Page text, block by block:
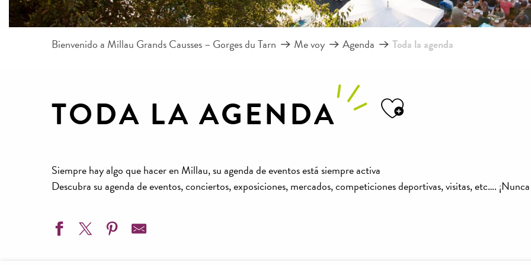
Bienvenido a Millau Grands Causses – Gorges du Tarn Me voy Agenda Toda la agenda
TODA LA AGENDA
Siempre hay algo que hacer en Millau, su agenda de eventos está siempre activa
Descubra su agenda de eventos, conciertos, exposiciones, mercados, competiciones deportivas, visitas, etc….